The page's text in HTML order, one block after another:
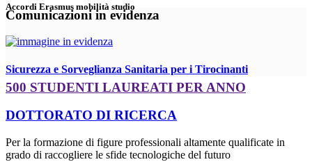
Accordi Erasmus mobilità studio
Comunicazioni in evidenza
Sicurezza e Sorveglianza Sanitaria per i Tirocinanti
500 STUDENTI LAUREATI PER ANNO
DOTTORATO DI RICERCA
Per la formazione di figure professionali altamente qualificate in
grado di raccogliere le sfide tecnologiche del futuro